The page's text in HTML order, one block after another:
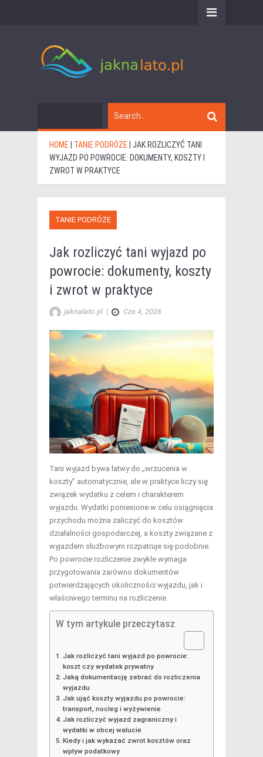
HOME TANIE PODRÓŻE JAK ROZLICZYĆ TANI
WYJAZD PO POWROCIE: DOKUMENTY, KOSZTY I
ZWROT W PRAKTYCE
TANIE PODRÓŻE
Jak rozliczyć tani wyjazd po
powrocie: dokumenty, koszty
i zwrot w praktyce
jaknalato.pl | Cze 4, 2026
Tani wyjazd bywa łatwy do „wrzucenia w
koszty” automatycznie, ale w praktyce liczy się
związek wydatku z celem i charakterem
wyjazdu. Wydatki poniesione w celu osiągnięcia
przychodu można zaliczyć do kosztów
działalności gospodarczej, a koszty związane z
wyjazdem służbowym rozpatruje się podobnie.
Po powrocie rozliczenie zwykle wymaga
przygotowania zarówno dokumentów
potwierdzających okoliczności wyjazdu, jak i
właściwego terminu na rozliczenie.
W tym artykule przeczytasz
Jak rozliczyć tani wyjazd po powrocie:
koszt czy wydatek prywatny
Jaką dokumentację zebrać do rozliczenia
wyjazdu
Jak ująć koszty wyjazdu po powrocie:
transport, nocleg i wyżywienie
Jak rozliczyć wyjazd zagraniczny i
wydatki w obcej walucie
Kiedy i jak wykazać zwrot kosztów oraz
wpływ podatkowy